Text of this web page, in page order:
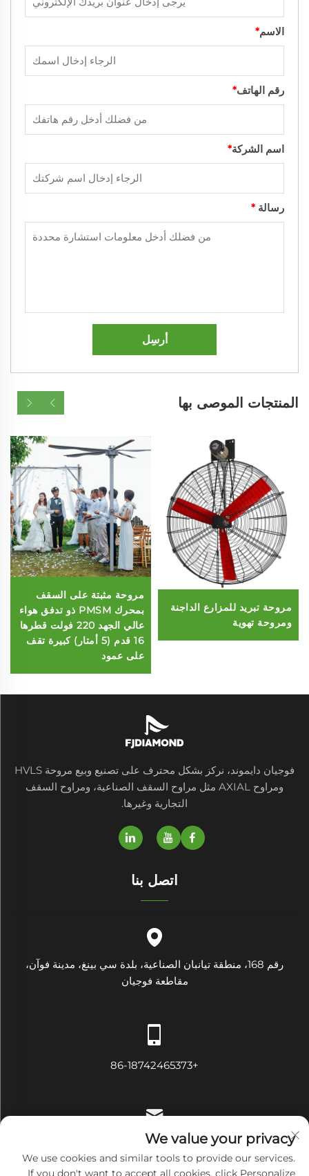
الاسم*
رقم الهاتف*
اسم الشركة*
رسالة *
أرسِل
المنتجات الموصى بها
مروحة تبريد للمزارع الداجنة
ومروحة تهوية
مروحة مثبتة على السقف
بمحرك PMSM ذو تدفق هواء
عالي الجهد 220 فولت قطرها
16 قدم (5 أمتار) كبيرة تقف
على عمود
فوجيان دايموند، نركز بشكل محترف على تصنيع وبيع مروحة HVLS
ومراوح AXIAL مثل مراوح السقف الصناعية، ومراوح السقف
التجارية وغيرها.
اتصل بنا
رقم 168، منطقة تيانبان الصناعية، بلدة سي بينغ، مدينة فوآن،
مقاطعة فوجيان
+86-18742465373
[email protected]
We value your privacy
We use cookies and similar tools to provide our services.
If you don't want to accept all cookies, click Personalize